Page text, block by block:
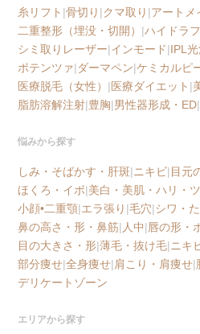
糸リフト |骨切り |クマ取り |アートメ
二重整形（埋没・切開） |ハイドラ
シミ取りレーザー|インモード|IPL
ポテンツァ|ダーマペン|ケミカルピ
医療脱毛（女性） |医療ダイエット |
脂肪溶解注射|豊胸|男性器形成・ED|
悩みから探す
しみ・そばかす・肝斑|ニキビ|目元
ほくろ・イボ|美白・美肌・ハリ・
小顔•二重顎|エラ張り |毛穴|シワ・
鼻の高さ・形・鼻筋|人中|唇の形・
目の大きさ・形|薄毛・抜け毛|ニキ
部分痩せ|全身痩せ|肩こり・肩痩せ|
デリケートゾーン
エリアから探す